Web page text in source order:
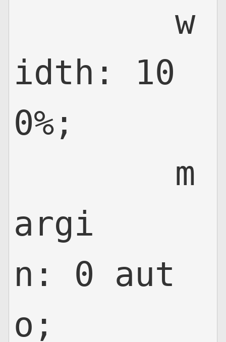
	w
idth: 10
0%;
argi
n: 0 aut
o;